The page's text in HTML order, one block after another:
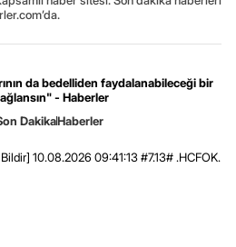
da bedelliden faydalanabileceği bir
- Haberler
DakikaHaberler
10.08.2026 09:41:13 #7.13# .HCFOK.